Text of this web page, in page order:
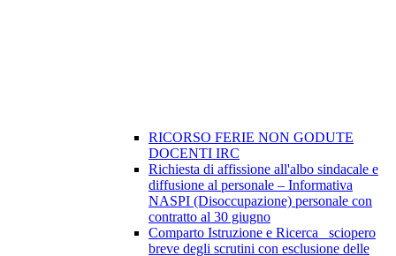
RICORSO FERIE NON GODUTE
DOCENTI IRC
Richiesta di affissione all'albo sindacale e
diffusione al personale – Informativa
NASPI (Disoccupazione) personale con
contratto al 30 giugno
Comparto Istruzione e Ricerca_ sciopero
breve degli scrutini con esclusione delle